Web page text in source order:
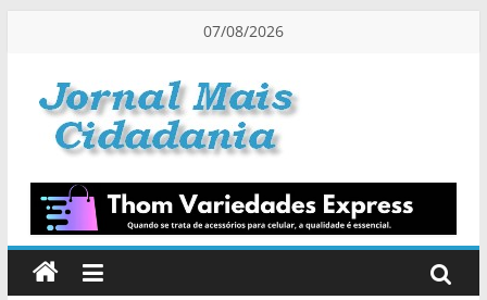
conteúdo
07/08/2026
Jornal
Mais
Cidadania